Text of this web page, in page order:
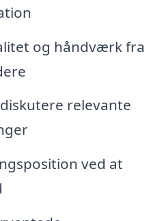
og håndværk fra
relevante
ved at